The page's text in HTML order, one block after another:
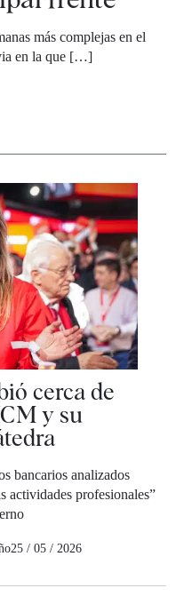
más complejas en el
en la que […]
cerca de
y su
bancarios analizados
actividades profesionales”
25 / 05 / 2026